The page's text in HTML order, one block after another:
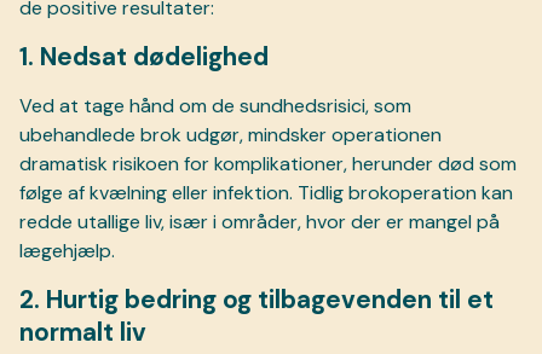
de positive resultater:
1. Nedsat dødelighed
Ved at tage hånd om de sundhedsrisici, som
ubehandlede brok udgør, mindsker operationen
dramatisk risikoen for komplikationer, herunder død som
følge af kvælning eller infektion. Tidlig brokoperation kan
redde utallige liv, især i områder, hvor der er mangel på
lægehjælp.
2. Hurtig bedring og tilbagevenden til et
normalt liv